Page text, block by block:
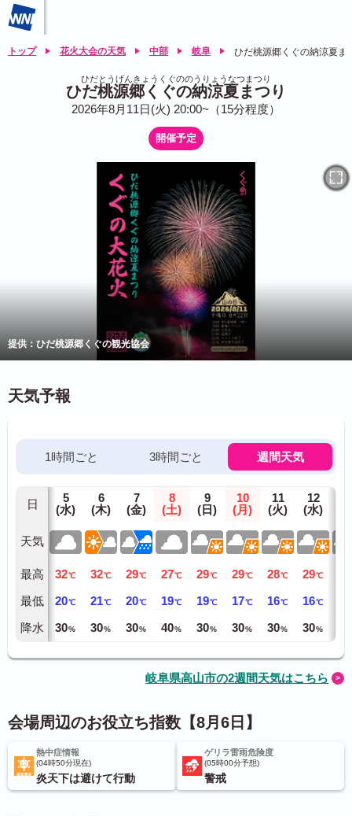
トップ 花火大会の天気 中部 岐阜 ひだ桃源郷くぐの納涼夏ま
ひだとうげんきょうくぐののうりょうなつまつり
ひだ桃源郷くぐの納涼夏まつり
2026年8月11日(火) 20:00~（15分程度）
開催予定
提供：ひだ桃源郷くぐの観光協会
天気予報
1時間ごと 3時間ごと 週間天気
日
天気
最高
最低
降水
5
(水)
32℃
20℃
30%
6
(木)
32℃
21℃
30%
7
(金)
29℃
20℃
30%
8
(土)
27℃
19℃
40%
9
(日)
29℃
19℃
30%
10
(月)
29℃
17℃
30%
11
(火)
28℃
16℃
30%
12
(水)
29℃
16℃
30%
岐阜県高山市の2週間天気はこちら
会場周辺のお役立ち指数【8月6日】
熱中症情報
04時50分現在
炎天下は避けて行動
ゲリラ雷雨危険度
05時00分予想
警戒